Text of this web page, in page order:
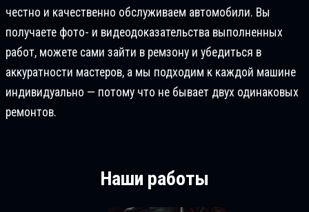
честно и качественно обслуживаем автомобили. Вы
получаете фото- и видеодоказательства выполненных
работ, можете сами зайти в ремзону и убедиться в
аккуратности мастеров, а мы подходим к каждой машине
индивидуально — потому что не бывает двух одинаковых
ремонтов.
Наши работы